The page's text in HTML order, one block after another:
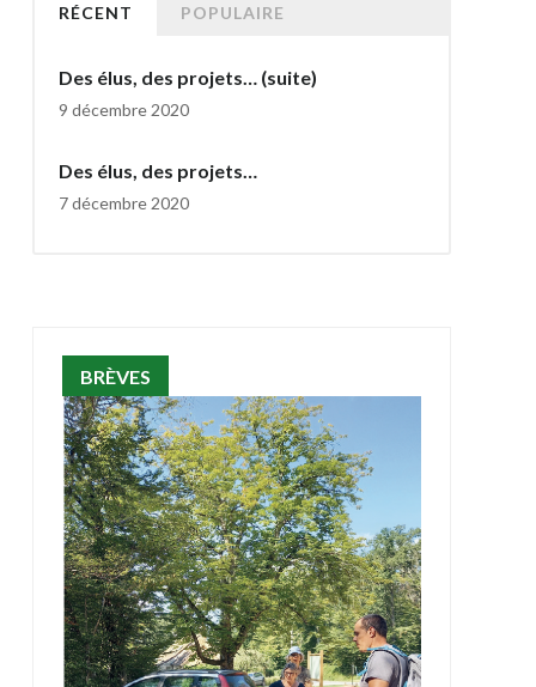
RÉCENT POPULAIRE
Des élus, des projets… (suite)
9 décembre 2020
Des élus, des projets…
7 décembre 2020
BRÈVES